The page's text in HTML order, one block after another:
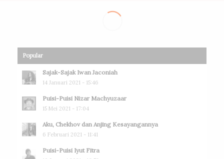
Popular
Sajak-Sajak Iwan Jaconiah
14 Januari 2021 - 15:46
Puisi-Puisi Nizar Machyuzaar
15 Mei 2021 - 17:04
Aku, Chekhov dan Anjing Kesayangannya
6 Februari 2021 - 11:41
Puisi-Puisi Iyut Fitra